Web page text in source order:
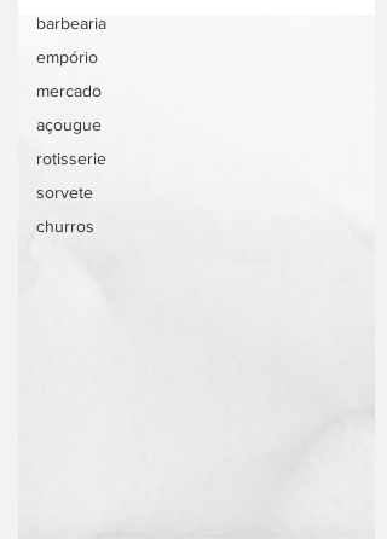
barbearia
empório
mercado
açougue
rotisserie
sorvete
churros